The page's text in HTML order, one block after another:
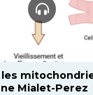
Mialet-Perez